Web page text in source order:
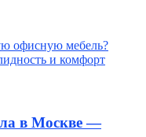
офисную мебель?
и комфорт
в Москве —